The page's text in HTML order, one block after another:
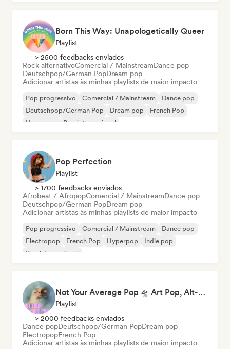
Born This Way: Unapologetically Queer
Playlist
> 2500 feedbacks enviados
Rock alternativoComercial / MainstreamDance pop
Deutschpop/German PopDream pop
Adicionar artistas às minhas playlists de maior impacto
Pop progressivo Comercial / Mainstream
Dance pop
Deutschpop/German Pop
Dream pop
French Pop
Hyperpop
Pop internacional
Pop Perfection
Playlist
> 1700 feedbacks enviados
Afrobeat / AfropopComercial / MainstreamDance pop
Deutschpop/German PopDream pop
Adicionar artistas às minhas playlists de maior impacto
Pop progressivo Comercial / Mainstream
Dance pop
Electropop
French Pop Hyperpop
Indie pop
Pop internacional
Not Your Average Pop 🛸 Art Pop, Alt-Pop & Indie Pop
Playlist
> 2000 feedbacks enviados
Dance popDeutschpop/German PopDream pop
ElectropopFrench Pop
Adicionar artistas às minhas playlists de maior impacto